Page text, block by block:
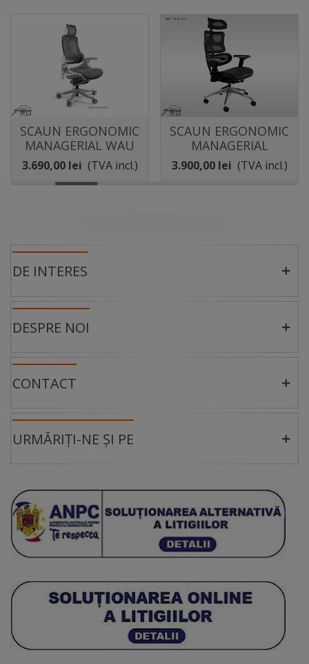
SCAUN ERGONOMIC
MANAGERIAL WAU
3.690,00 lei (TVA incl.)
SCAUN ERGONOMIC
MANAGERIAL
ERGOTECH
3.900,00 lei (TVA incl.)
DE INTERES
DESPRE NOI
CONTACT
URMĂRIȚI-NE ȘI PE